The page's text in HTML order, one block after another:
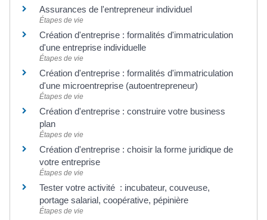
Assurances de l'entrepreneur individuel
Étapes de vie
Création d'entreprise : formalités d'immatriculation
d'une entreprise individuelle
Étapes de vie
Création d'entreprise : formalités d'immatriculation
d'une microentreprise (autoentrepreneur)
Étapes de vie
Création d'entreprise : construire votre business
plan
Étapes de vie
Création d'entreprise : choisir la forme juridique de
votre entreprise
Étapes de vie
Tester votre activité : incubateur, couveuse,
portage salarial, coopérative, pépinière
Étapes de vie